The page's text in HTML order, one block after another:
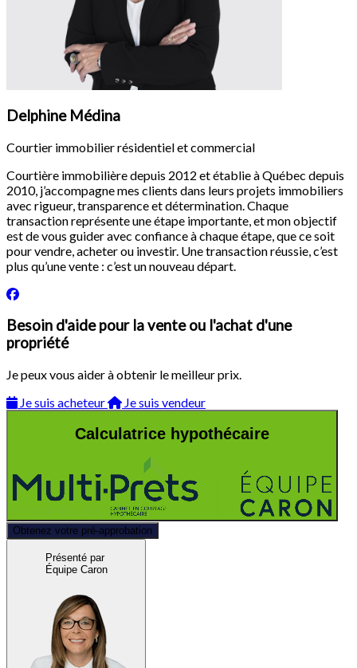
Delphine Médina
Courtier immobilier résidentiel et commercial
Courtière immobilière depuis 2012 et établie à Québec depuis
2010, j’accompagne mes clients dans leurs projets immobiliers
avec rigueur, transparence et détermination. Chaque
transaction représente une étape importante, et mon objectif
est de vous guider avec confiance à chaque étape, que ce soit
pour vendre, acheter ou investir. Une transaction réussie, c’est
plus qu’une vente : c’est un nouveau départ.
Besoin d'aide pour la vente ou l'achat d'une
propriété
Je peux vous aider à obtenir le meilleur prix.
Je suis acheteur
Je suis vendeur
Calculatrice hypothécaire
Obtenez votre pré-approbation
Présenté par
Équipe Caron